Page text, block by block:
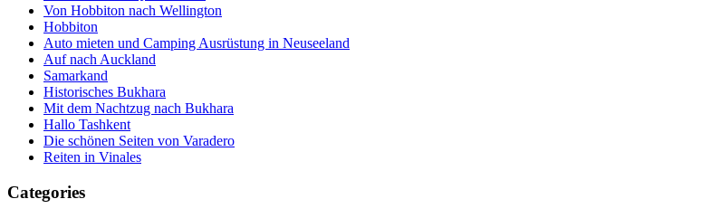
Von Hobbiton nach Wellington
Hobbiton
Auto mieten und Camping Ausrüstung in Neuseeland
Auf nach Auckland
Samarkand
Historisches Bukhara
Mit dem Nachtzug nach Bukhara
Hallo Tashkent
Die schönen Seiten von Varadero
Reiten in Vinales
Categories